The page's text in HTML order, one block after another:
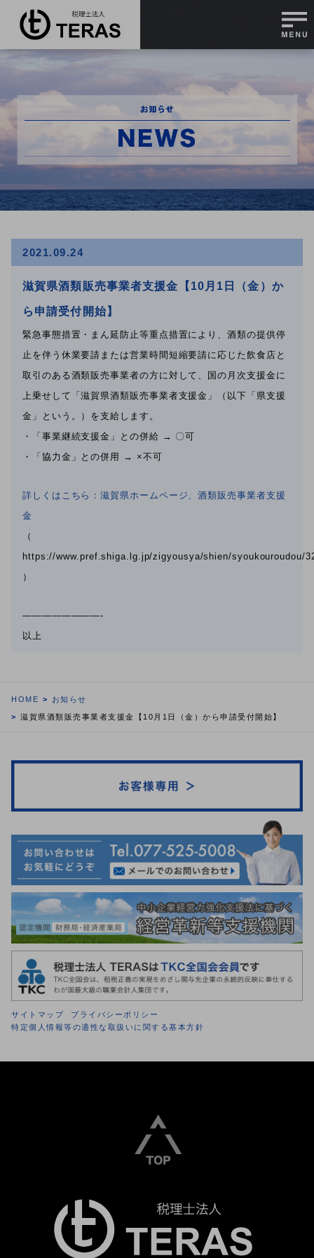
2021.09.24
滋賀県酒類販売事業者支援金【10月1日（金）か
ら申請受付開始】
緊急事態措置・まん延防止等重点措置により、酒類の提供停
止を伴う休業要請または営業時間短縮要請に応じた飲食店と
取引のある酒類販売事業者の方に対して、国の月次支援金に
上乗せして「滋賀県酒類販売事業者支援金」（以下「県支援
金」という。）を支給します。
・「事業継続支援金」との併給 → 〇可
・「協力金」との併用 → ×不可
詳しくはこちら：滋賀県ホームページ、酒類販売事業者支援
金
（
https://www.pref.shiga.lg.jp/zigyousya/shien/syoukouroudou/
）
————————-
以上
HOME お知らせ
滋賀県酒類販売事業者支援金【10月1日（金）から申請受付開始】
サイトマップ
プライバシーポリシー
特定個人情報等の適性な取扱いに関する基本方針